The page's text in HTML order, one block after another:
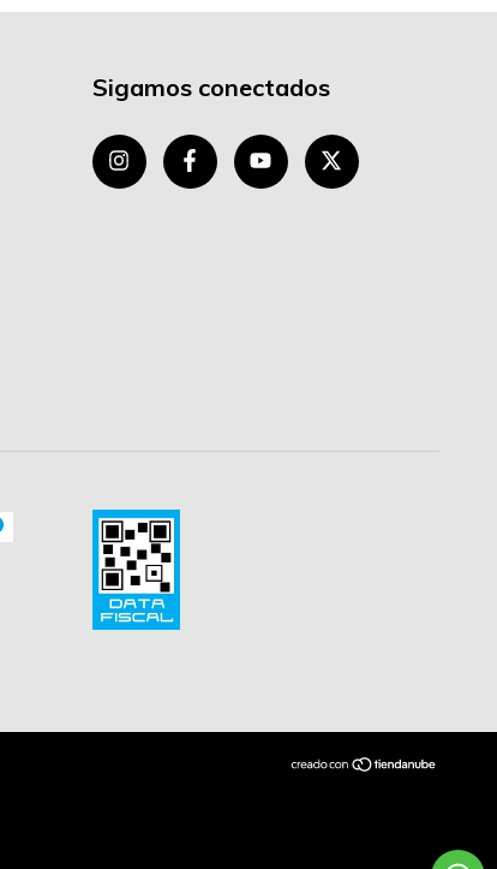
Sigamos conectados